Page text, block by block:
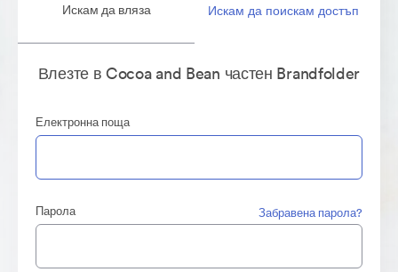
Искам да вляза Искам да поискам достъп
Влезте в Cocoa and Bean частен Brandfolder
Електронна поща
Парола Забравена парола?